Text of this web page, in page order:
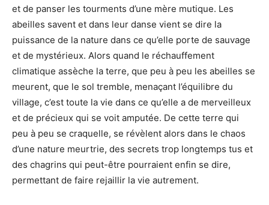
et de panser les tourments d’une mère mutique. Les
abeilles savent et dans leur danse vient se dire la
puissance de la nature dans ce qu’elle porte de sauvage
et de mystérieux. Alors quand le réchauffement
climatique assèche la terre, que peu à peu les abeilles se
meurent, que le sol tremble, menaçant l’équilibre du
village, c’est toute la vie dans ce qu’elle a de merveilleux
et de précieux qui se voit amputée. De cette terre qui
peu à peu se craquelle, se révèlent alors dans le chaos
d’une nature meurtrie, des secrets trop longtemps tus et
des chagrins qui peut-être pourraient enfin se dire,
permettant de faire rejaillir la vie autrement.